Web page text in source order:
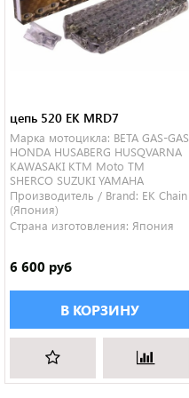
цепь 520 EK MRD7
Марка мотоцикла: BETA GAS-GAS
HONDA HUSABERG HUSQVARNA
KAWASAKI KTM Moto TM
SHERCO SUZUKI YAMAHA
Производитель / Brand: EK Chain
(Япония)
Страна изготовления: Япония
6 600 руб
В КОРЗИНУ